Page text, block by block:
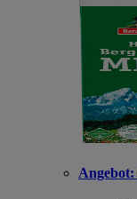
Angebot: